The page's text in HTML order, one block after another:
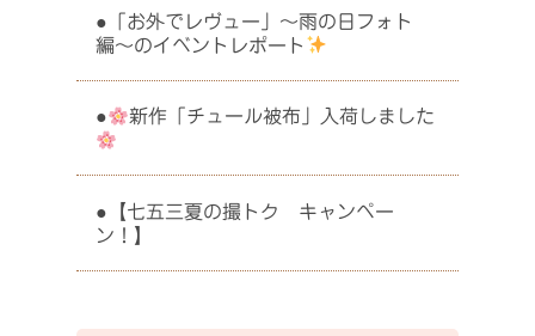
「お外でレヴュー」〜雨の日フォト
編〜のイベントレポート
新作「チュール被布」入荷しました
【七五三夏の撮トク キャンペー
ン！】